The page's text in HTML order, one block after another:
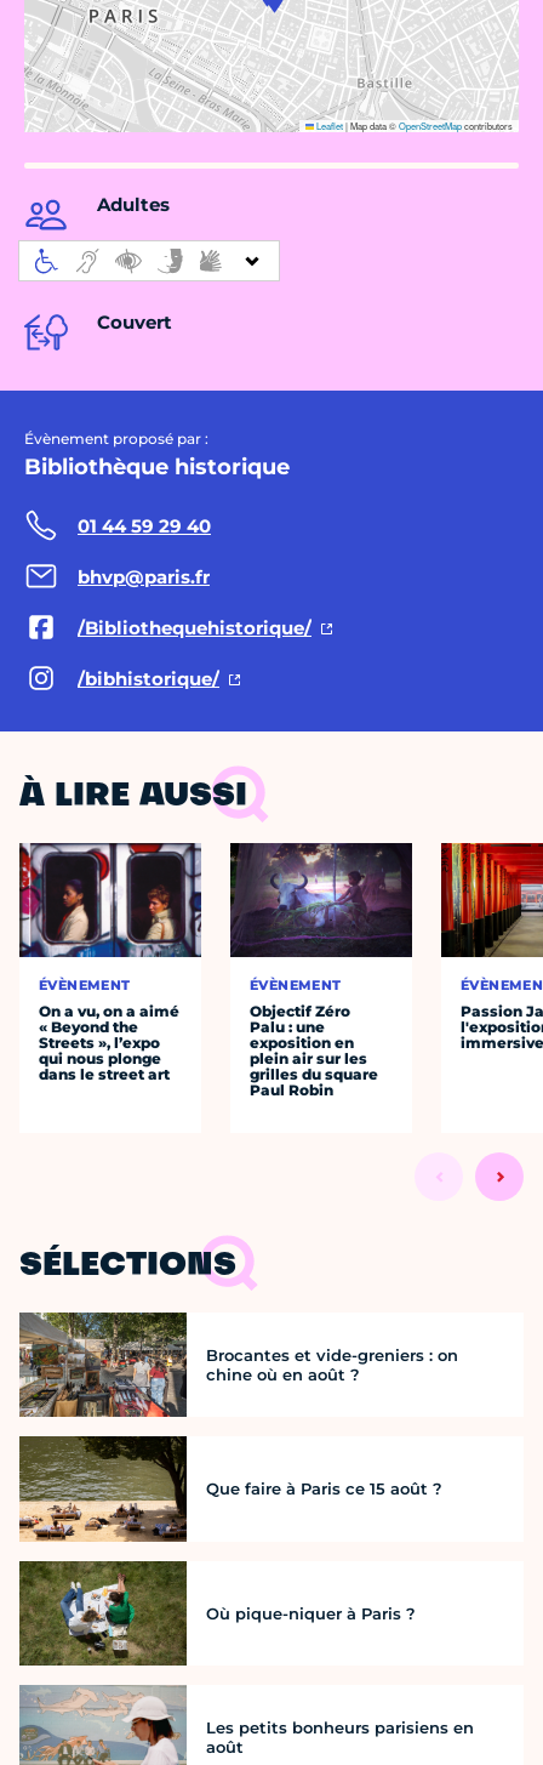
Leaflet|Map data ©OpenStreetMapcontributors
Adultes
Couvert
Évènement proposé par :
Bibliothèque historique
01 44 59 29 40
bhvp@paris.fr
/Bibliothequehistorique/
/bibhistorique/
À LIRE AUSSI
ÉVÈNEMENT
On a vu, on a aimé
« Beyond the
Streets », l’expo
qui nous plonge
dans le street art
ÉVÈNEMENT
Objectif Zéro
Palu : une
exposition en
plein air sur les
grilles du square
Paul Robin
Passion
SÉLECTIONS
Brocantes et vide-greniers : on
chine où en août ?
Que faire à Paris ce 15 août ?
Où pique-niquer à Paris ?
Les petits bonheurs parisiens en
août